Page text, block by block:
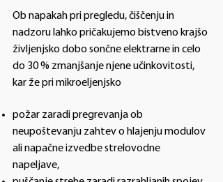
Ob napakah pri pregledu, čiščenju in
nadzoru lahko pričakujemo bistveno krajšo
življenjsko dobo sončne elektrarne in celo
do 30 % zmanjšanje njene učinkovitosti,
kar že pri mikroeljenjsko
požar zaradi pregrevanja ob
neupoštevanju zahtev o hlajenju modulov
ali napačne izvedbe strelovodne
napeljave,